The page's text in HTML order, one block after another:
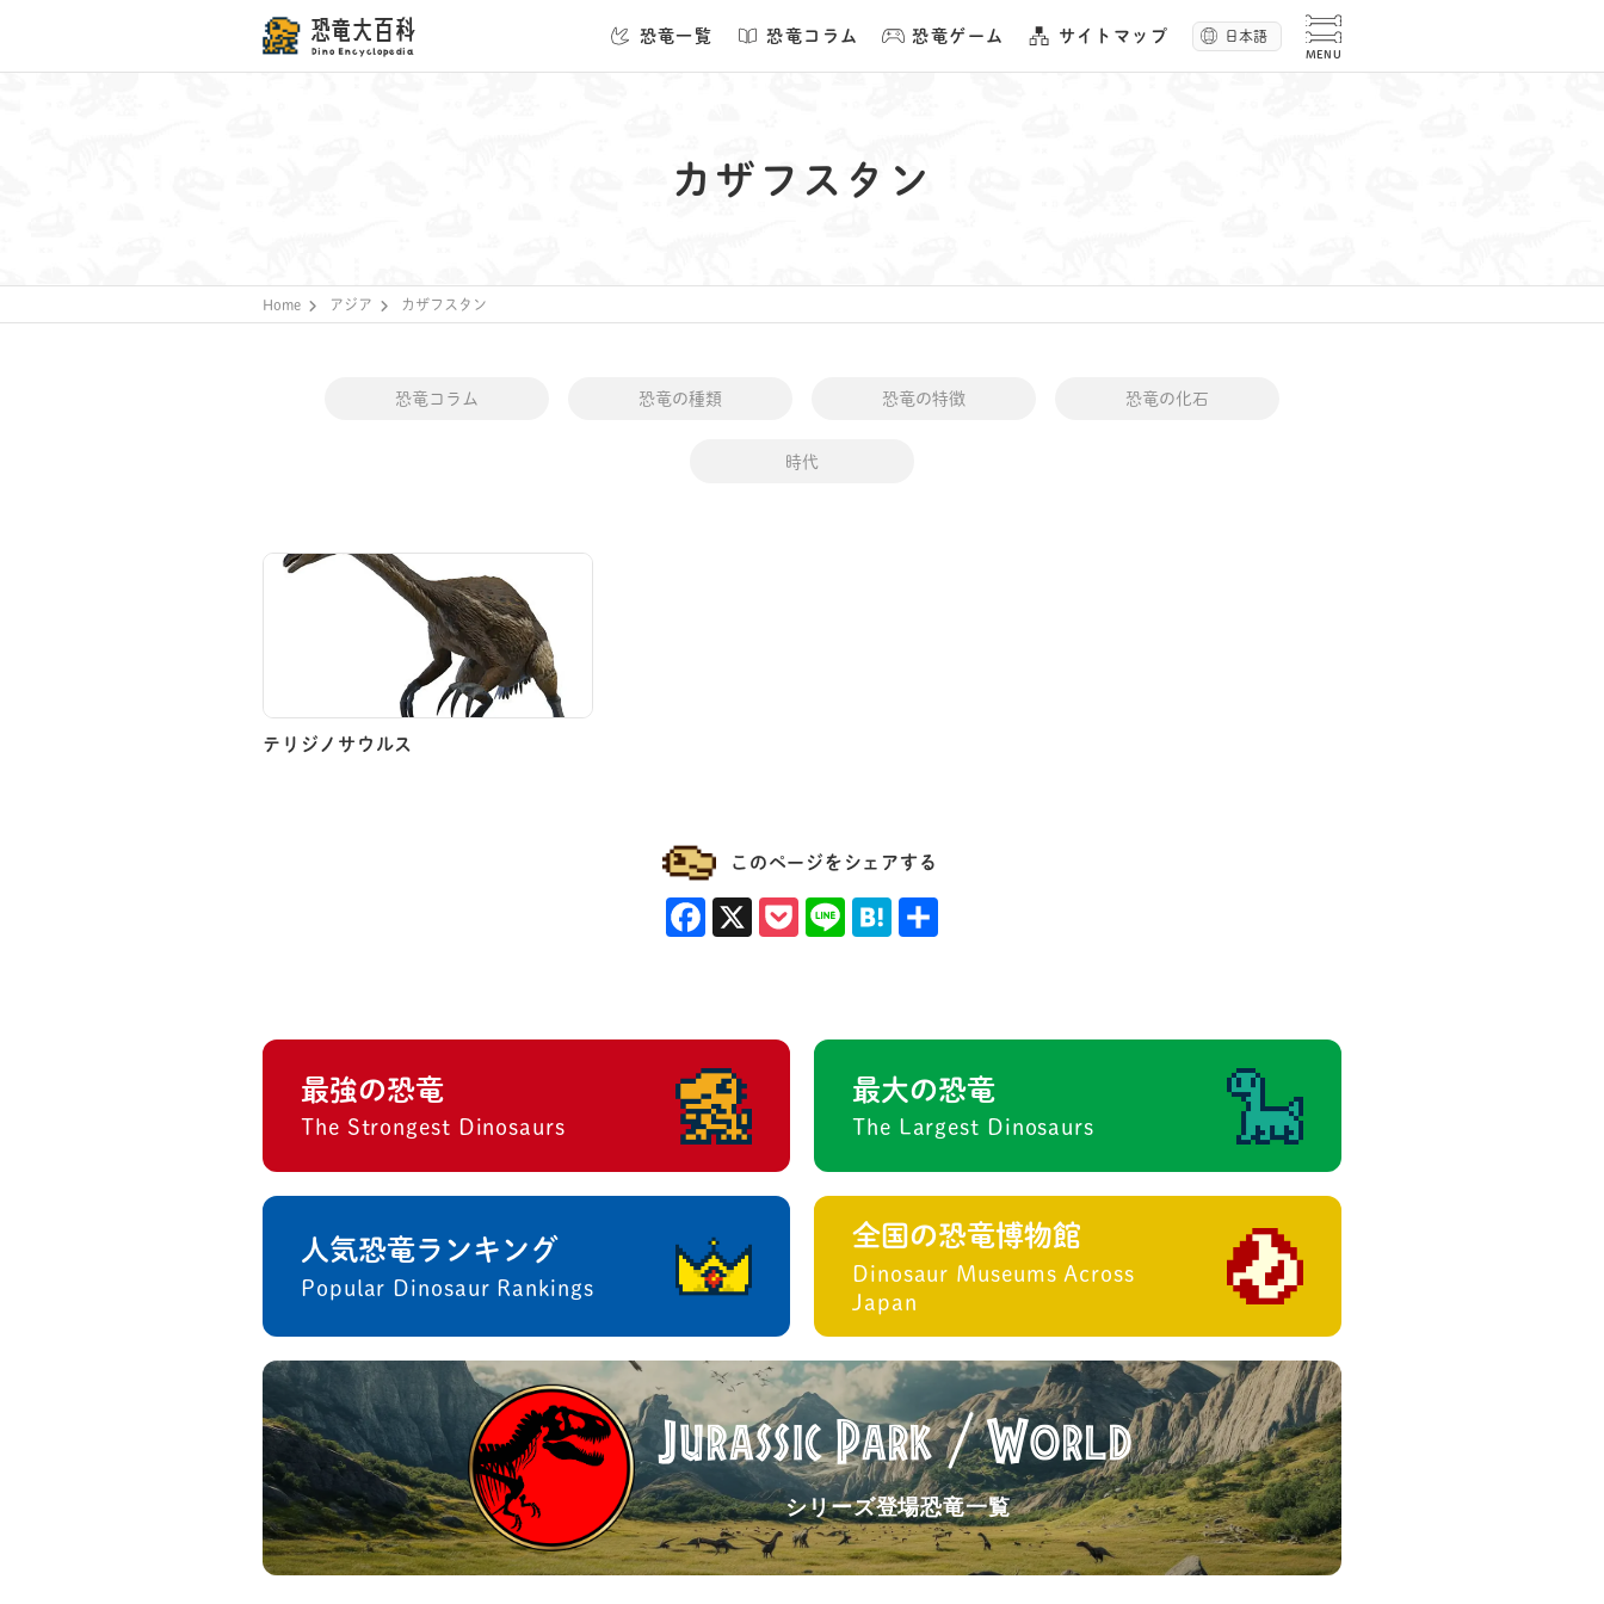
恐竜大百科
Dino Encyclopedia
恐竜一覧 恐竜コラム 恐竜ゲーム サイトマップ 日本語
カザフスタン
Home アジア カザフスタン
恐竜コラム 恐竜の種類 恐竜の特徴 恐竜の化石
時代
テリジノサウルス
このページをシェアする
Facebook Pocket Line Hatena
最強の恐竜
The Strongest Dinosaurs
最大の恐竜
The Largest Dinosaurs
人気恐竜ランキング
Popular Dinosaur Rankings
全国の恐竜博物館
Dinosaur Museums Across
Japan
JurassicPark/World
シリーズ登場恐竜一覧
コラム一覧へ
恐竜ゲーム